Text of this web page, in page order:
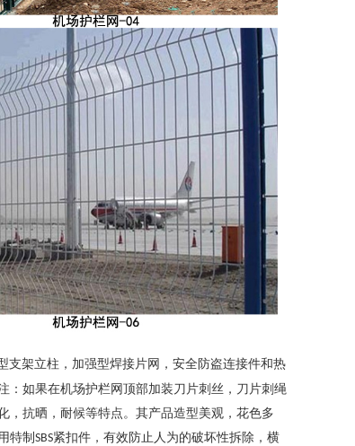
支架立柱，加强型焊接片网，安全防盗连接件和热
：如果在机场护栏网顶部加装刀片刺丝，刀片刺绳
，抗晒，耐候等特点。其产品造型美观，花色多
特制 SBS紧扣件，有效防止人为的破坏性拆除，横